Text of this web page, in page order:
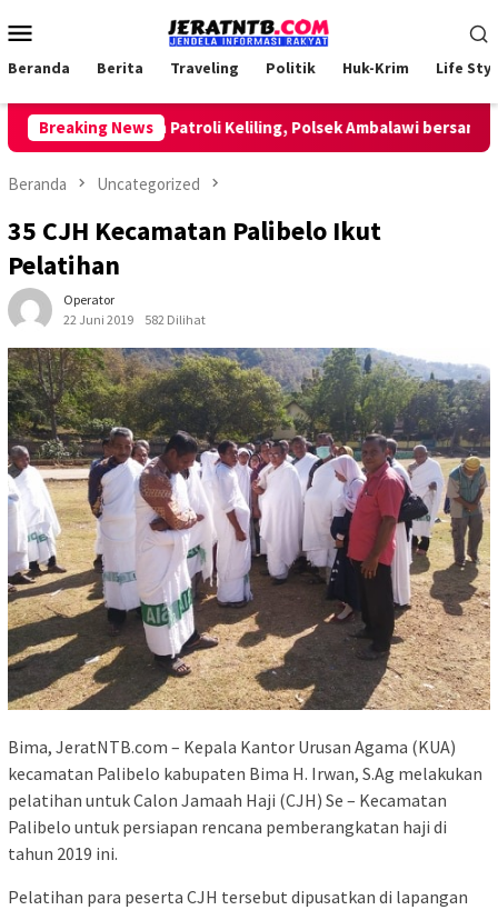
ke
Mobile
Beranda Berita Traveling Politik Huk-Krim Life
Breaking News
Lakukan Patroli Keliling, Polsek Ambalawi bersama TNI
Beranda Uncategorized
35 CJH Kecamatan Palibelo Ikut
Pelatihan
Operator
22 Juni 2019
582 Dilihat
Bima, JeratNTB.com – Kepala Kantor Urusan Agama (KUA)
kecamatan Palibelo kabupaten Bima H. Irwan, S.Ag melakukan
pelatihan untuk Calon Jamaah Haji (CJH) Se – Kecamatan
Palibelo untuk persiapan rencana pemberangkatan haji di
tahun 2019 ini.
Pelatihan para peserta CJH tersebut dipusatkan di lapangan